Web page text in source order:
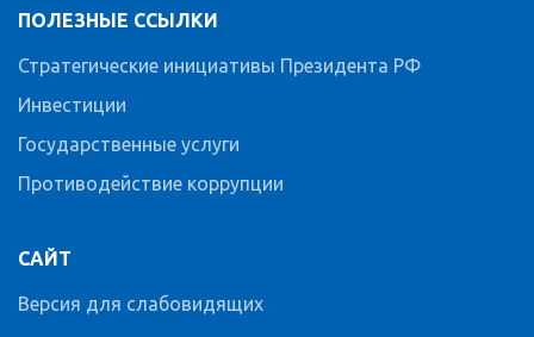
ПОЛЕЗНЫЕ ССЫЛКИ
Стратегические инициативы Президента РФ
Инвестиции
Государственные услуги
Противодействие коррупции
САЙТ
Версия для слабовидящих